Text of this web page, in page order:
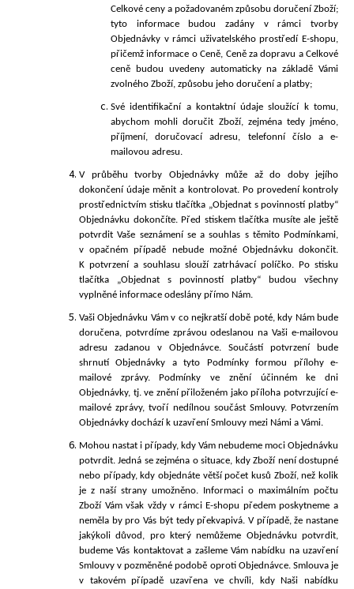
Celkové ceny a požadovaném způsobu doručení Zboží;
tyto informace budou zadány v rámci tvorby
Objednávky v rámci uživatelského prostředí E-shopu,
přičemž informace o Ceně, Ceně za dopravu a Celkové
ceně budou uvedeny automaticky nazákladě Vámi
zvolného Zboží, způsobu jeho doručení a platby;
Své identifikační a kontaktní údaje sloužící k tomu,
abychom mohli doručit Zboží, zejména tedy jméno,
příjmení, doručovací adresu, telefonní číslo a e-
mailovou adresu.
V průběhu tvorby Objednávky může až do doby jejího
dokončení údaje měnit a kontrolovat. Po provedení kontroly
prostřednictvím stisku tlačítka „Objednat s povinností platby“
Objednávku dokončíte. Před stiskem tlačítka musíte ale ještě
potvrdit Vaše seznámení se a souhlas s těmito Podmínkami,
v opačném případě nebude možné Objednávku dokončit.
K potvrzení a souhlasu slouží zatrhávací políčko. Po stisku
tlačítka „Objednat s povinností platby“ budou všechny
vyplněné informace odeslány přímo Nám.
Vaši Objednávku Vám v co nejkratší době poté, kdy Nám bude
doručena, potvrdíme zprávou odeslanou na Vaši e-mailovou
adresu zadanou v Objednávce. Součástí potvrzení bude
shrnutí Objednávky a tyto Podmínky formou přílohy e-
mailové zprávy. Podmínky ve znění účinném ke dni
Objednávky, tj. ve znění přiloženém jako příloha potvrzující e-
mailové zprávy, tvoří nedílnou součást Smlouvy. Potvrzením
Objednávky dochází k uzavření Smlouvy mezi Námi a Vámi.
Mohou nastat i případy, kdy Vám nebudeme moci Objednávku
potvrdit. Jedná se zejména o situace, kdy Zboží není dostupné
nebo případy, kdy objednáte větší počet kusů Zboží, než kolik
je z naší strany umožněno. Informaci o maximálním počtu
Zboží Vám však vždy v rámci E-shopu předem poskytneme a
neměla by pro Vás být tedy překvapivá. V případě, že nastane
jakýkoli důvod, pro který nemůžeme Objednávku potvrdit,
budeme Vás kontaktovat a zašleme Vám nabídku na uzavření
Smlouvy v pozměněné podobě oproti Objednávce. Smlouva je
v takovém případě uzavřena ve chvíli, kdy Naši nabídku